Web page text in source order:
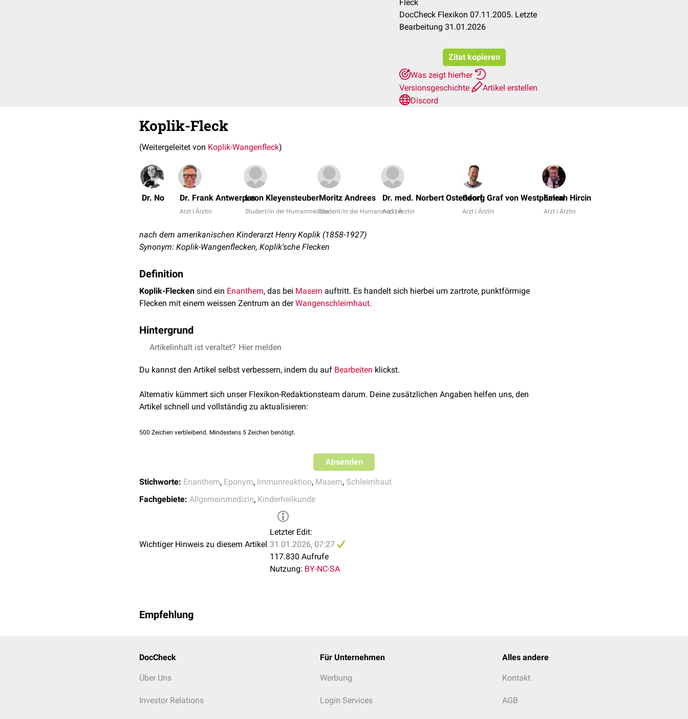
Fleck
DocCheck Flexikon 07.11.2005. Letzte
Bearbeitung 31.01.2026
Zitat kopieren
Was zeigt hierher
Versionsgeschichte
Artikel erstellen
Discord
Koplik-Fleck
(Weitergeleitet von Koplik-Wangenfleck)
Dr. No Dr. Frank Antwerpes
Arzt | Ärztin
Leon Kleyensteuber
Student/in der Humanmedizin
Moritz Andrees
Student/in der Humanmedizin
Dr. med. Norbert Ostendorf
Arzt | Ärztin
Georg Graf von Westphalen
Arzt | Ärztin
Emrah Hircin
Arzt | Ärztin
nach dem amerikanischen Kinderarzt Henry Koplik (1858-1927)
Synonym: Koplik-Wangenflecken, Koplik'sche Flecken
Definition
Koplik-Flecken sind ein Enanthem, das bei Masern auftritt. Es handelt sich hierbei um zartrote, punktförmige
Flecken mit einem weissen Zentrum an derWangenschleimhaut.
Hintergrund
Für die Entstehung der Koplik-Fleck sind
es ein nützlicher diagnostischer Hiinweis.
Artikelinhalt ist veraltet? Hier melden
Du kannst den Artikel selbst verbessern, indem du auf Bearbeiten klickst.
Alternativ kümmert sich unser Flexikon-Redaktionsteam darum. Deine zusätzlichen Angaben helfen uns, den
Artikel schnell und vollständig zu aktualisieren:
500 Zeichen verbleibend. Mindestens 5 Zeichen benötigt.
Absenden
Stichworte: Enanthem, Eponym, Immunreaktion, Masern, Schleimhaut
Fachgebiete: Allgemeinmedizin, Kinderheilkunde
Wichtiger Hinweis zu diesem Artikel
Letzter Edit:
31.01.2026, 07:27
117.830 Aufrufe
Nutzung: BY-NC-SA
Empfehlung
DocCheck
Über Uns
Investor Relations
Für Unternehmen
Werbung
Login Services
Alles andere
Kontakt
AGB